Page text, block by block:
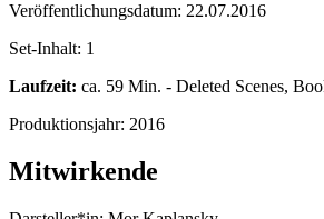
Veröffentlichungsdatum: 22.07.2016
Set-Inhalt: 1
Laufzeit: ca. 59 Min. - Deleted Scenes,
Produktionsjahr: 2016
Mitwirkende